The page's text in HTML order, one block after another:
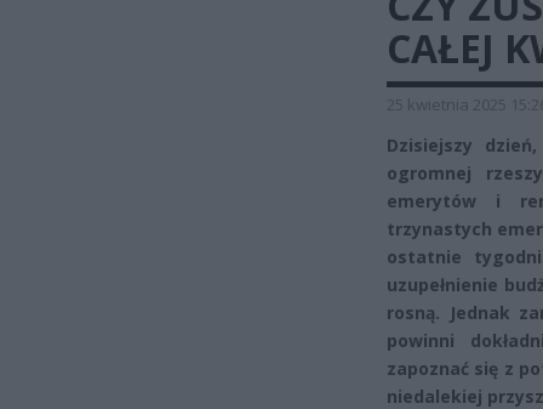
CAŁEJ
25 kwietnia 2025
Dzisiejszy
ogromnej
emerytów i
trzynastych
ostatnie
uzupełnienie
rosną. Jednak
powinni
zapoznać się z
niedalekiej